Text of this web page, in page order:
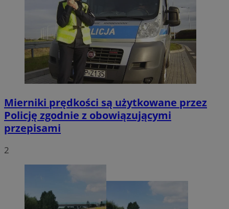
Mierniki prędkości są użytkowane przez
Policję zgodnie z obowiązującymi
przepisami
2